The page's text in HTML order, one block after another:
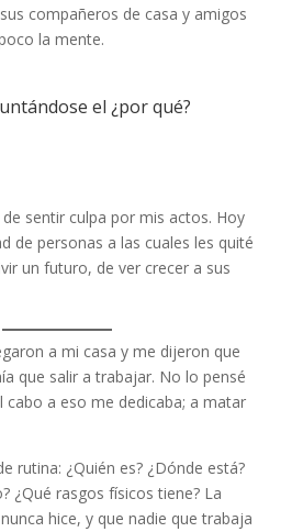
compañeros de casa y amigos
la mente.
el ¿por qué?
sentir culpa por mis actos. Hoy
de personas a las cuales les quité
un futuro, de ver crecer a sus
a mi casa y me dijeron que
que salir a trabajar. No lo pensé
cabo a eso me dedicaba; a matar
rutina: ¿Quién es? ¿Dónde está?
¿Qué rasgos físicos tiene? La
hice, y que nadie que trabaja